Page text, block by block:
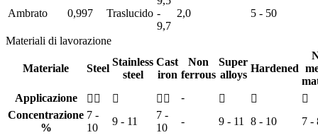
Ambrato 0,997 Traslucido -
9,7
2,0 5 - 50
Materiali di lavorazione
Materiale Steel
Stainless
steel
Cast
iron
Non
ferrous
Super
alloys
Hardened
Applicazione
   -  

Concentrazione
%
7 -
10
9 - 11
7 -
10
- 9 - 11 8 - 10
7 -